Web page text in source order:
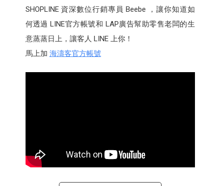
SHOPLINE 資深數位行銷專員 Beebe ，讓你知道如
何透過 LINE官方帳號和 LAP廣告幫助零售老闆的生
意蒸蒸日上，讓客人 LINE 上你！
馬上加 海濤客官方帳號